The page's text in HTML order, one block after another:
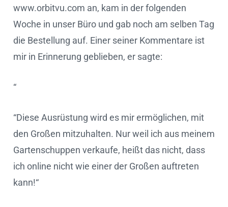
www.orbitvu.com an, kam in der folgenden
Woche in unser Büro und gab noch am selben Tag
die Bestellung auf. Einer seiner Kommentare ist
mir in Erinnerung geblieben, er sagte:
“
“Diese Ausrüstung wird es mir ermöglichen, mit
den Großen mitzuhalten. Nur weil ich aus meinem
Gartenschuppen verkaufe, heißt das nicht, dass
ich online nicht wie einer der Großen auftreten
kann!“